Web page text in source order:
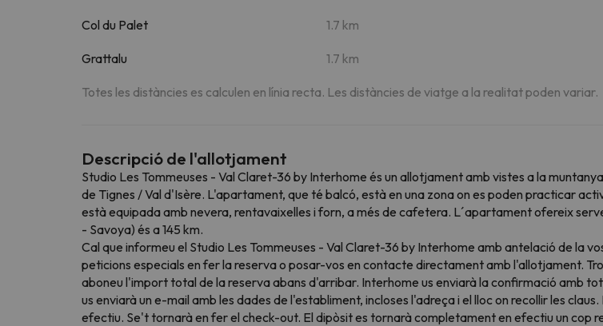
Col du Palet 1.7 km
Grattalu 1.7 km
Totes les distàncies es calculen en línia recta. Les distàncies de viatge a la realitat poden variar.
Descripció de l'allotjament
Studio Les Tommeuses - Val Claret-36 by Interhome és un allotjament amb vistes a la
de Tignes / Val d'Isère. L'apartament, que té balcó, està en una zona on es poden practicar
està equipada amb nevera, rentavaixelles i forn, a més de cafetera. L´apartament ofereix
- Savoya) és a 145 km.
Cal que informeu el Studio Les Tommeuses - Val Claret-36 by Interhome amb antelació de
peticions especials en fer la reserva o posar-vos en contacte directament amb l'allotjament.
aboneu l'import total de la reserva abans d'arribar. Interhome us enviarà la confirmació amb
us enviarà un e-mail amb les dades de l'establiment, incloses l'adreça i el lloc on recollir les
efectiu. Se't tornarà en fer el check-out. El dipòsit es tornarà completament en efectiu un cop